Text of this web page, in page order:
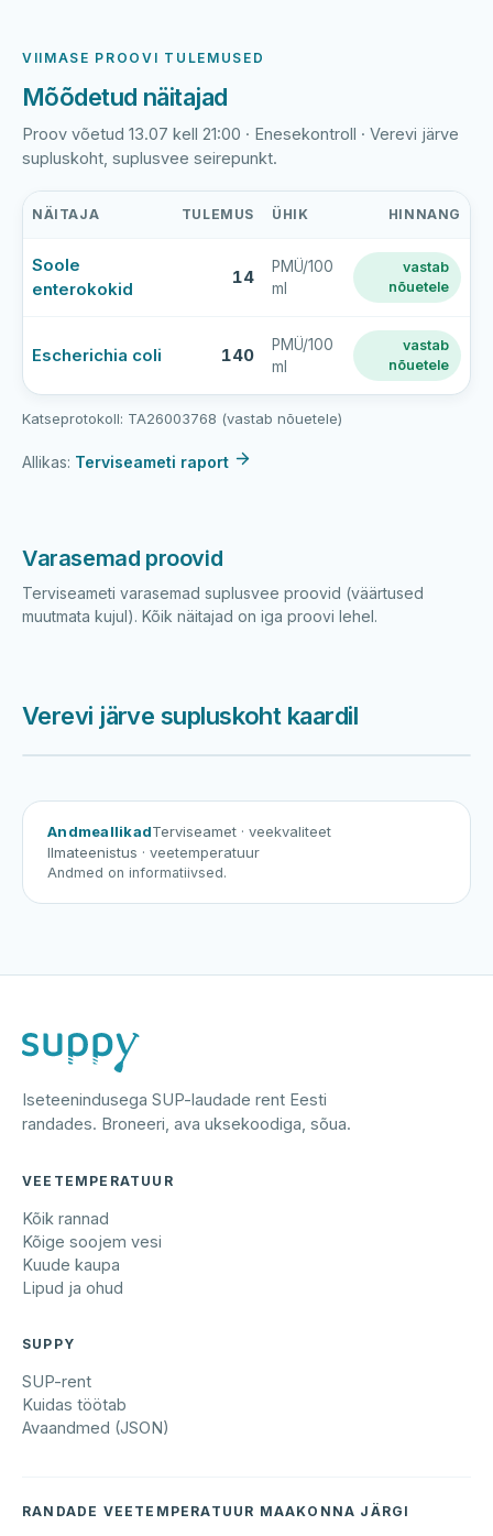
VIIMASE PROOVI TULEMUSED
Mõõdetud näitajad
Proov võetud 13.07 kell 21:00 · Enesekontroll · Verevi järve
supluskoht, suplusvee seirepunkt.
järve
supluskoha
veeproovi
NÄITAJA TULEMUS ÜHIK HINNANG
Soole
enterokokid
14
PMÜ/100
ml
vastab
nõuetele
Escherichia coli 140
PMÜ/100
ml
vastab
nõuetele
Katseprotokoll: TA26003768 (vastab nõuetele)
Allikas: Terviseameti raport
Varasemad proovid
Terviseameti varasemad suplusvee proovid (väärtused
muutmata kujul). Kõik näitajad on iga proovi lehel.
Verevi järve supluskoht kaardil
AndmeallikadTerviseamet · veekvaliteet
Ilmateenistus · veetemperatuur
Andmed on informatiivsed.
Iseteenindusega SUP-laudade rent Eesti
randades. Broneeri, ava uksekoodiga, sõua.
VEETEMPERATUUR
Kõik rannad
Kõige soojem vesi
Kuude kaupa
Lipud ja ohud
SUPPY
SUP-rent
Kuidas töötab
Avaandmed (JSON)
RANDADE VEETEMPERATUUR MAAKONNA JÄRGI